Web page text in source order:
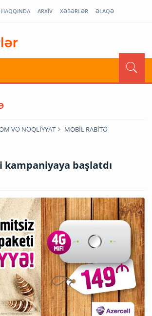
ARXİV XƏBƏRLƏR ƏLAQƏ
VƏ NƏQLİYYAT MOBİL RABİTƏ
kampaniyaya başlatdı